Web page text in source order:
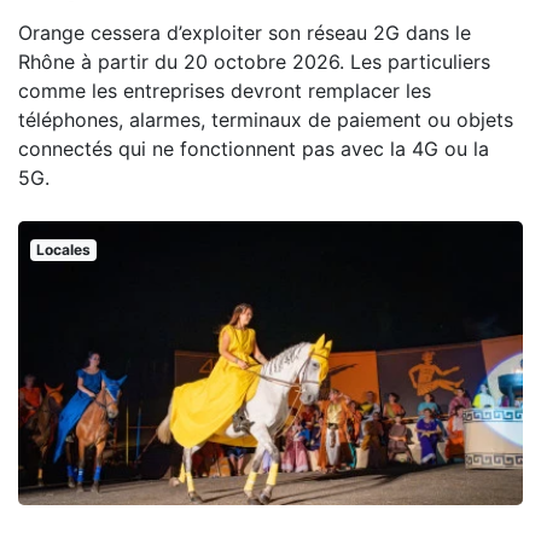
Orange cessera d’exploiter son réseau 2G dans le
Rhône à partir du 20 octobre 2026. Les particuliers
comme les entreprises devront remplacer les
téléphones, alarmes, terminaux de paiement ou objets
connectés qui ne fonctionnent pas avec la 4G ou la
5G.
Locales